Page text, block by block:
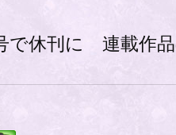
で休刊に 連載作